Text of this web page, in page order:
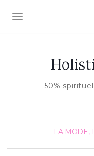
AFFICHER/MASQUER
50%
LA MODE,